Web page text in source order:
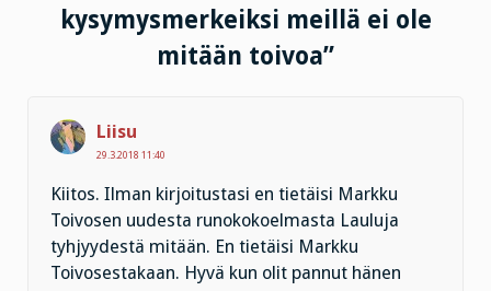
kysymysmerkeiksi meillä ei ole
mitään toivoa”
Liisu
29.3.2018 11:40
Kiitos. Ilman kirjoitustasi en tietäisi Markku
Toivosen uudesta runokokoelmasta Lauluja
tyhjyydestä mitään. En tietäisi Markku
Toivosestakaan. Hyvä kun olit pannut hänen